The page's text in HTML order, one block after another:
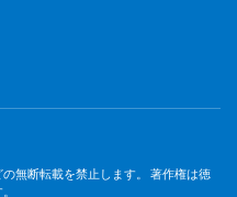
無断転載を禁止します。 著作権は徳